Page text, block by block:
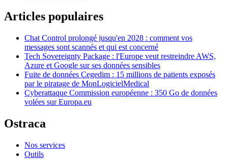
Articles populaires
Chat Control prolongé jusqu'en 2028 : comment vos
messages sont scannés et qui est concerné
Tech Sovereignty Package : l'Europe veut restreindre AWS,
Azure et Google sur ses données sensibles
Fuite de données Cegedim : 15 millions de patients exposés
par le piratage de MonLogicielMedical
Cyberattaque Commission européenne : 350 Go de données
volées sur Europa.eu
Ostraca
Nos services
Outils